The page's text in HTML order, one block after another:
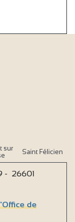
sur
Saint Félicien
- 26601
de